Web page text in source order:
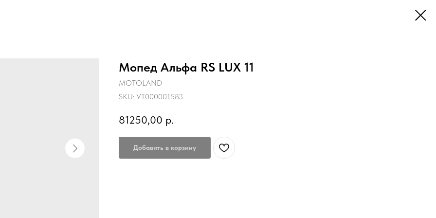
Мопед Альфа RS LUX 11
MOTOLAND
SKU: УТ000001583
81250,00 р.
Добавить в корзину